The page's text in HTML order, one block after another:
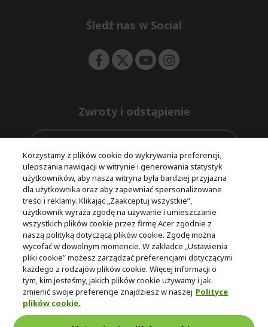
e
Śledź nas w Social
Zwroty i odstąpienie
Darmowa
ekspresowa
dostawa
Wsparcie
przed i po
zakupie
Bezpieczne
płatności
© 2025 Acer Inc.
Firma CPYou BV jest autoryzowanym sprzedawcą produktów i
usług oferowanych w tym sklepie.
Korzystamy z plików cookie do wykrywania preferencji,
ulepszania nawigacji w witrynie i generowania statystyk
użytkowników, aby nasza witryna była bardziej przyjazna
dla użytkownika oraz aby zapewniać spersonalizowane
treści i reklamy. Klikając „Zaakceptuj wszystkie”,
użytkownik wyraża zgodę na używanie i umieszczanie
wszystkich plików cookie przez firmę Acer zgodnie z
naszą polityką dotyczącą plików cookie. Zgodę można
wycofać w dowolnym momencie. W zakładce „Ustawienia
pliki cookie” możesz zarządzać preferencjami dotyczącymi
każdego z rodzajów plików cookie. Więcej informacji o
tym, kim jesteśmy, jakich plików cookie używamy i jak
zmienić swoje preferencje znajdziesz w naszej Polityce
plików cookie.